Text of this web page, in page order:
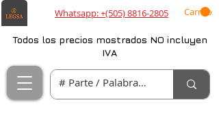
Whatsapp: +(505) 8816-2805 Carrito
Todos los precios mostrados NO incluyen
IVA